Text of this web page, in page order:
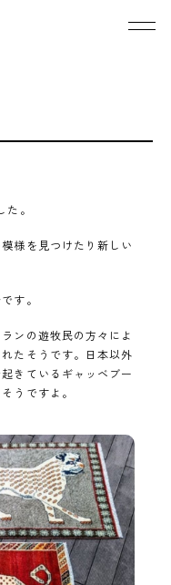
。
様を見つけたり新しい
す。
ンの遊牧民の方々によ
たそうです。日本以外
きているギャッベブー
うですよ。